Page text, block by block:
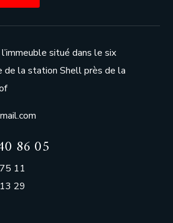
situé dans le six
de la station Shell près de la
86 05
11
29